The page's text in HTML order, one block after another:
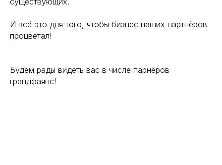
И всё это для того, чтобы бизнес наших партнёров
процветал!
Будем рады видеть вас в числе парнёров
грандфаянс!